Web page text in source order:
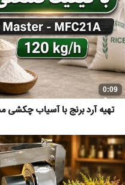
0:09
تهیه آرد برنج با آسیاب چکشی